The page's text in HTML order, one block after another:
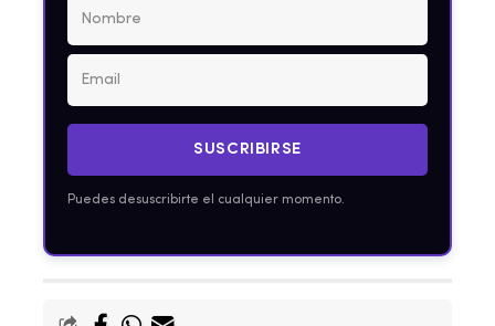
SUSCRIBIRSE
Puedes desuscribirte el cualquier momento.